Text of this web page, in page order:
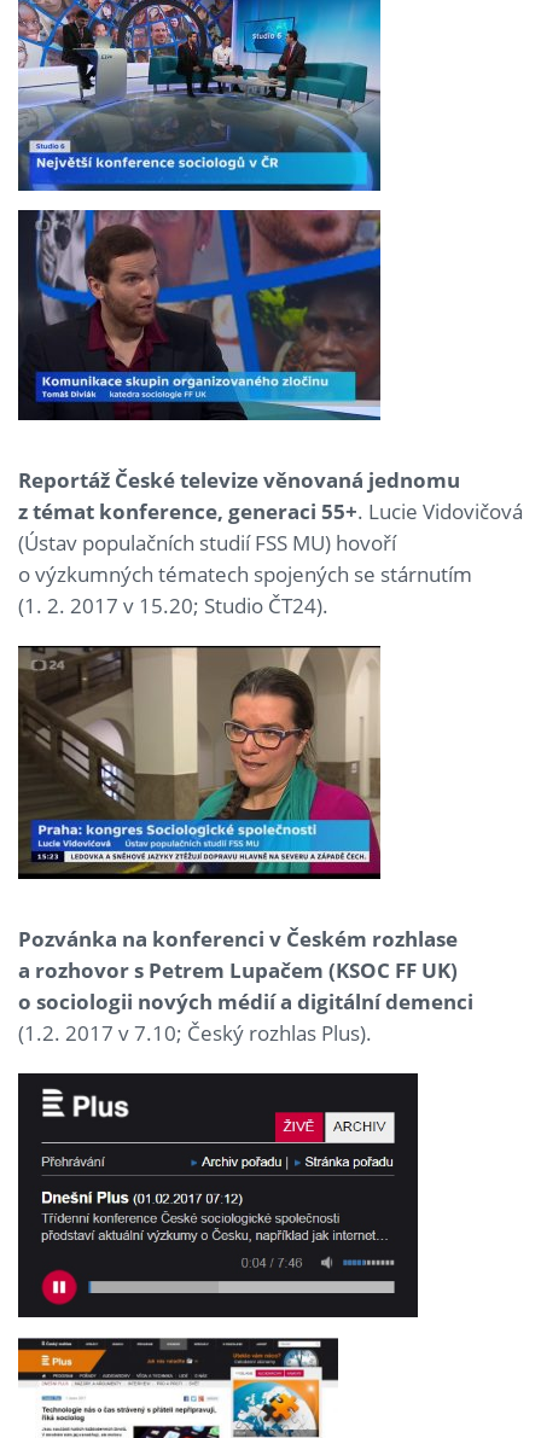
Reportáž České televize věnovaná jednomu
z témat konference, generaci 55+. Lucie Vidovičová
(Ústav populačních studií FSS MU) hovoří
o výzkumných tématech spojených se stárnutím
(1. 2. 2017 v 15.20; Studio ČT24).
Pozvánka na konferenci v Českém rozhlase
a rozhovor s Petrem Lupačem (KSOC FF UK)
o sociologii nových médií a digitální demenci
(1.2. 2017 v 7.10; Český rozhlas Plus).